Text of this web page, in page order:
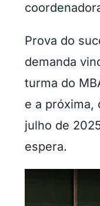
Prova do
demanda
turma do
e a próxima,
julho de
espera.